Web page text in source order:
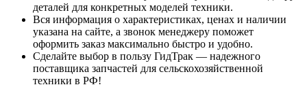
деталей для конкретных моделей техники.
Вся информация о характеристиках, ценах и наличии
указана на сайте, а звонок менеджеру поможет
оформить заказ максимально быстро и удобно.
Сделайте выбор в пользу ГидТрак — надежного
поставщика запчастей для сельскохозяйственной
техники в РФ!